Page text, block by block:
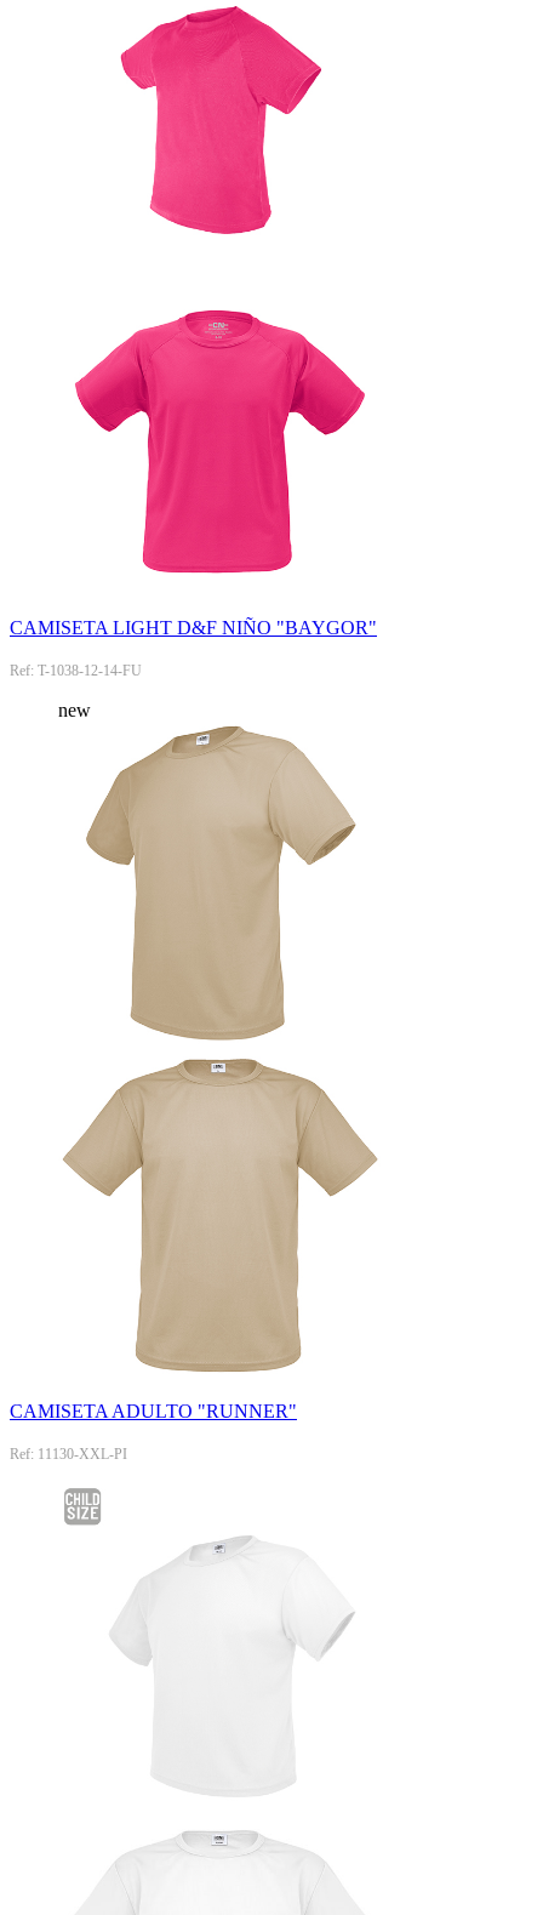
CAMISETA LIGHT D&F NIÑO "BAYGOR"
Ref: T-1038-12-14-FU
new
CAMISETA ADULTO "RUNNER"
Ref: 11130-XXL-PI